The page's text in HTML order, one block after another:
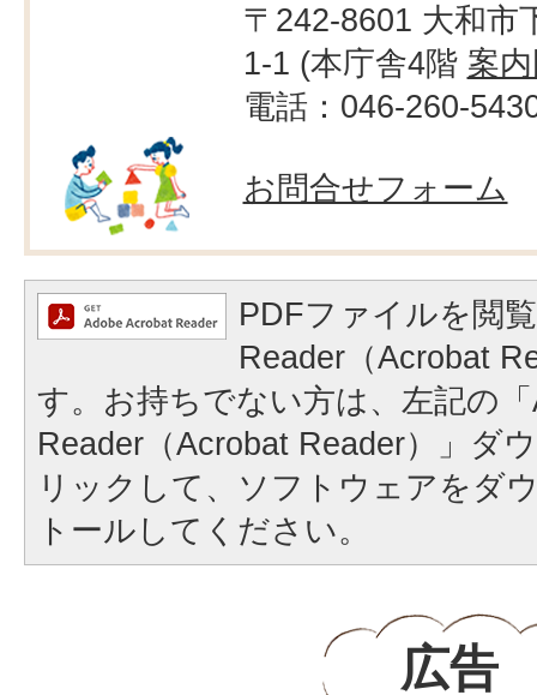
〒242-8601 大和市
1-1 (本庁舎4階 案
電話：046-260-
お問合せフォーム
PDFファイルを閲
Reader（Acrobat
す。お持ちでない方は、左記の
Reader（Acrobat Reader）」ダ
リックして、ソフトウェアをダ
トールしてください。
広告